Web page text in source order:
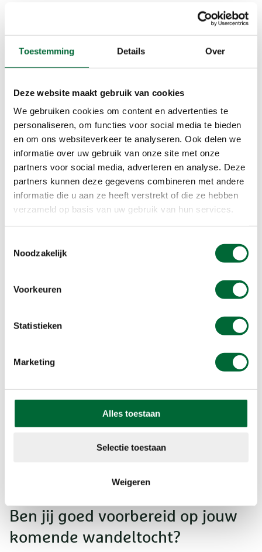
Toestemming Details Over
Deze website maakt gebruik van cookies
We gebruiken cookies om content en advertenties te
personaliseren, om functies voor social media te bieden
en om ons websiteverkeer te analyseren. Ook delen we
informatie over uw gebruik van onze site met onze
partners voor social media, adverteren en analyse. Deze
partners kunnen deze gegevens combineren met andere
informatie die u aan ze heeft verstrekt of die ze hebben
verzameld op basis van uw gebruik van hun services.
Noodzakelijk
Voorkeuren
Statistieken
Marketing
Alles toestaan
Selectie toestaan
Weigeren
Duik in de artikelen, pak je wandelschoenen en ga
Bereid je goed voor op
Gezondheid
Door aan het begin van je
warming-up te doen,
Uitrusting
Net als iedere andere
wandelaar beter met een
Ben jij goed voorbereid op jouw
komende wandeltocht?